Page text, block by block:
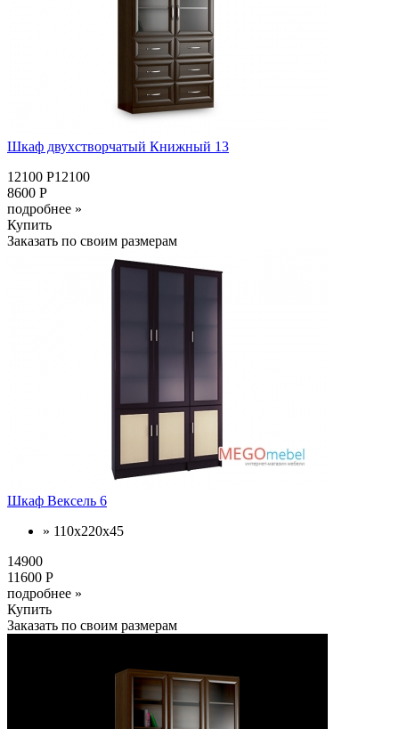
Шкаф двухстворчатый Книжный 13
12100 Р12100
8600 Р
подробнее »
Купить
Заказать по своим размерам
Шкаф Вексель 6
» 110x220x45
14900
11600 Р
подробнее »
Купить
Заказать по своим размерам